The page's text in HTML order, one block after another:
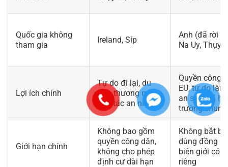
Quốc gia không
tham gia
Ireland, Síp
Anh (đã rời
Na Uy, Thụy
Lợi ích chính
Tự do đi lại, du
lịch, thương mại,
hợp tác an ninh
Quyền công
EU, tự do
an sinh xã
trường chung
Giới hạn chính
Không bao gồm
quyền công dân,
không cho phép
định cư dài hạn
Không bắt
dùng đồng
biên giới có
riêng